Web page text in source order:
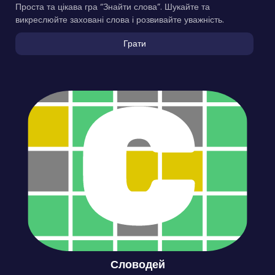
Проста та цікава гра “Знайти слова”. Шукайте та
викреслюйте заховані слова і розвивайте уважність.
Грати
Словодей